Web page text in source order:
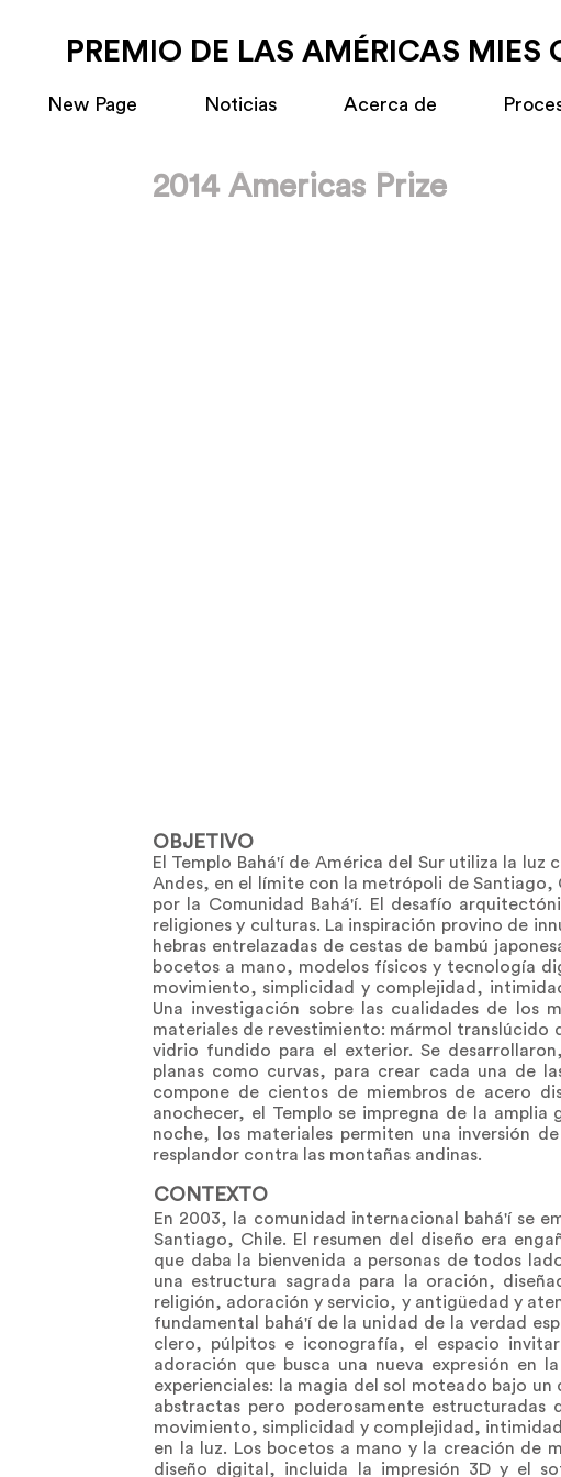
PREMIO DE LAS AMÉRICAS MIES
New Page Noticias Acerca de
2014 Americas Prize
OBJETIVO
El Templo Bahá'í de América del Sur utiliza la
Andes, en el límite con la metrópoli de
por la Comunidad Bahá'í. El desafío
religiones y culturas. La inspiración provino de
hebras entrelazadas de cestas de bambú
bocetos a mano, modelos físicos y tecnología
movimiento, simplicidad y complejidad,
Una investigación sobre las cualidades de los
materiales de revestimiento: mármol translúcido
vidrio fundido para el exterior. Se
planas como curvas, para crear cada una de
compone de cientos de miembros de acero
anochecer, el Templo se impregna de la
noche, los materiales permiten una inversión
resplandor contra las montañas andinas.
CONTEXTO
En 2003, la comunidad internacional bahá'í se
Santiago, Chile. El resumen del diseño era
que daba la bienvenida a personas de todos
una estructura sagrada para la oración,
religión, adoración y servicio, y antigüedad y
fundamental bahá'í de la unidad de la verdad
clero, púlpitos e iconografía, el espacio
adoración que busca una nueva expresión en
experienciales: la magia del sol moteado bajo
abstractas pero poderosamente
movimiento, simplicidad y complejidad,
en la luz. Los bocetos a mano y la creación de
diseño digital, incluida la impresión 3D y el